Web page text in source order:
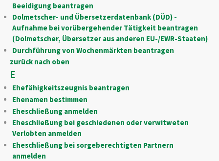
Beeidigung beantragen
Dolmetscher- und Übersetzerdatenbank (DÜD) -
Aufnahme bei vorübergehender Tätigkeit beantragen
(Dolmetscher, Übersetzer aus anderen EU-/EWR-Staaten)
Durchführung von Wochenmärkten beantragen
zurück nach oben
E
Ehefähigkeitszeugnis beantragen
Ehenamen bestimmen
Eheschließung anmelden
Eheschließung bei geschiedenen oder verwitweten
Verlobten anmelden
Eheschließung bei sorgeberechtigten Partnern
anmelden